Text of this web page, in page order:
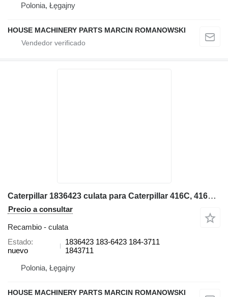
Polonia, Łęgajny
HOUSE MACHINERY PARTS MARCIN ROMANOWSKI
Caterpillar 1836423 culata para Caterpillar 416C, 416D, 420D, 424D retroexcavadora
Precio a consultar
Recambio - culata
Estado
nuevo
1836423 183-6423 184-3711
1843711
Polonia, Łęgajny
HOUSE MACHINERY PARTS MARCIN ROMANOWSKI